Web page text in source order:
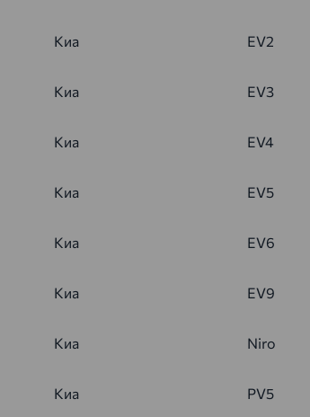
Киа EV2
Киа EV3
Киа EV4
Киа EV5
Киа EV6
Киа EV9
Киа Niro
Киа PV5